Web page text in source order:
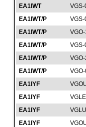
EA1IWT
EA1IWT/P
EA1IWT/P
EA1IWT/P
EA1IWT/P
EA1IWT/P
EA1IYF
EA1IYF
EA1IYF
EA1IYF